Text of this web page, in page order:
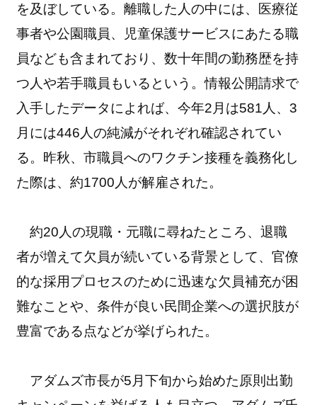
を及ぼしている。離職した人の中には、医療従
事者や公園職員、児童保護サービスにあたる職
員なども含まれており、数十年間の勤務歴を持
つ人や若手職員もいるという。情報公開請求で
入手したデータによれば、今年2月は581人、3
月には446人の純減がそれぞれ確認されてい
る。昨秋、市職員へのワクチン接種を義務化し
た際は、約1700人が解雇された。
約20人の現職・元職に尋ねたところ、退職
者が増えて欠員が続いている背景として、官僚
的な採用プロセスのために迅速な欠員補充が困
難なことや、条件が良い民間企業への選択肢が
豊富である点などが挙げられた。
アダムズ市長が5月下旬から始めた原則出勤